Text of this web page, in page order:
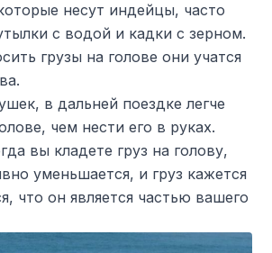
несут индейцы, часто
с водой и кадки с зерном.
грузы на голове они учатся
в дальней поездке легче
чем нести его в руках.
вы кладете груз на голову,
уменьшается, и груз кажется
что он является частью вашего